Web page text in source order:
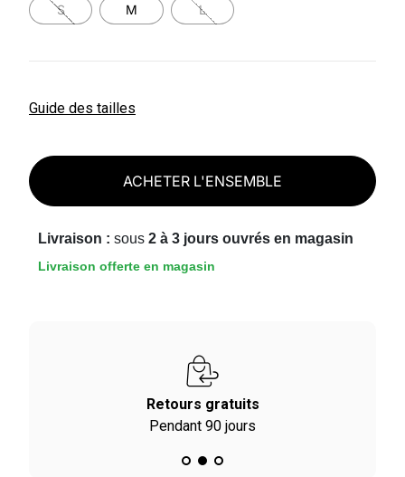
S M L
Guide des tailles
ACHETER L'ENSEMBLE
Livraison : sous 2 à 3 jours ouvrés en magasin
Livraison offerte en magasin
Retours gratuits
Pendant 90 jours